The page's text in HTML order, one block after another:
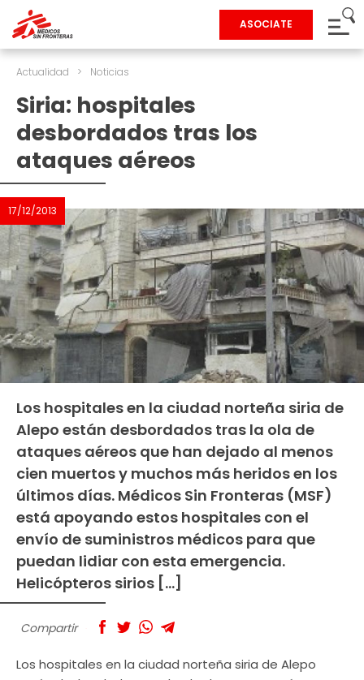
ASOCIATE
Actualidad > Noticias
Siria: hospitales
desbordados tras los
ataques aéreos
17/12/2013
Los hospitales en la ciudad norteña siria de
Alepo están desbordados tras la ola de
ataques aéreos que han dejado al menos
cien muertos y muchos más heridos en los
últimos días. Médicos Sin Fronteras (MSF)
está apoyando estos hospitales con el
envío de suministros médicos para que
puedan lidiar con esta emergencia.
Helicópteros sirios […]
Compartir
Los hospitales en la ciudad norteña siria de Alepo